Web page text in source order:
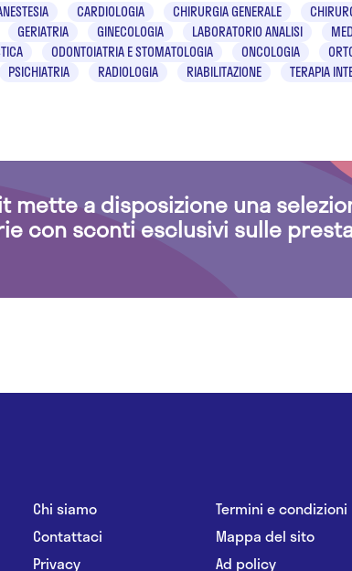
CARDIOLOGIA CHIRURGIA GENERALE
GERIATRIA GINECOLOGIA LABORATORIO ANALISI
ODONTOIATRIA E STOMATOLOGIA ONCOLOGIA
PSICHIATRIA RADIOLOGIA RIABILITAZIONE TERAPIA
mette a disposizione una
con sconti esclusivi sulle
Chi siamo
Contattaci
Privacy
Termini e condizioni
Mappa del sito
Ad policy